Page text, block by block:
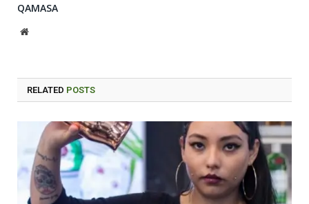
QAMASA
Website
RELATED POSTS